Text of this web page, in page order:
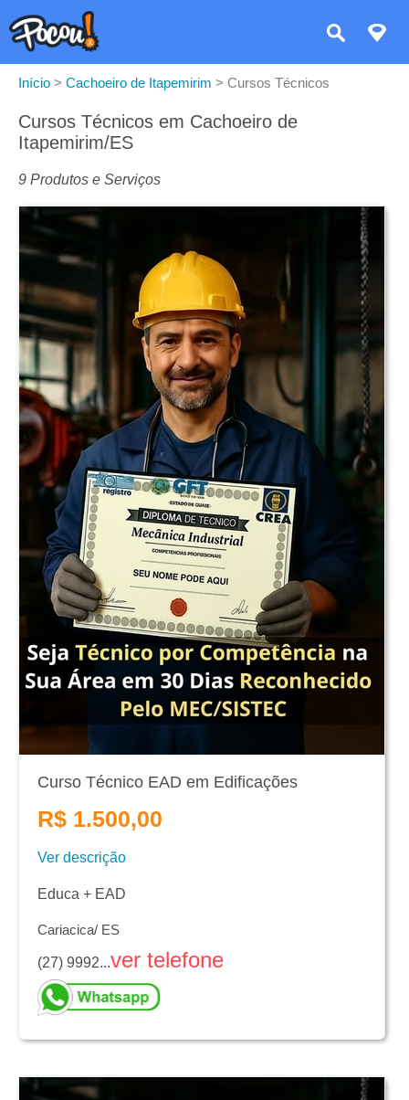
Início > Cachoeiro de Itapemirim > Cursos Técnicos
Cursos Técnicos em Cachoeiro de
Itapemirim/ES
9 Produtos e Serviços
Curso Técnico EAD em Edificações
R$ 1.500,00
Ver descrição
Educa + EAD
Cariacica/ ES
(27) 9992...ver telefone